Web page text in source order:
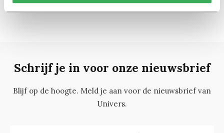
Schrijf je in voor onze nieuwsbrief
Blijf op de hoogte. Meld je aan voor de nieuwsbrief van
Univers.